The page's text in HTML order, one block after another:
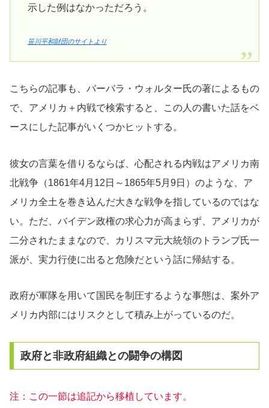
示した例はなかっただろう。
笹川平和財団のサイトより
こちらの記事も、バーバラ・ウォルター氏の著によるもの
で、アメリカ＋内戦で検索すると、この人の書いた話をベ
ースにした記事がいくつかヒットする。
彼女の言葉を借りるならば、心配される内戦はアメリカ南
北戦争（1861年4月12日～1865年5月9日）のような、ア
メリカ全土を巻き込んだ大きな戦争を指しているのではな
い。ただ、バイデン政権の求心力が高まらず、アメリカが
二分されたままなので、カリスマ元大統領のトランプ氏一
派が、実力行使に出ると危険だという話に帰結する。
政府が軍隊を用いて国民を制圧するような事態は、案外ア
メリカ内部にはリスクとして積み上がっているのだ。
政府と非政府組織との闘争の構図
注：この一節は追記から移植しています。